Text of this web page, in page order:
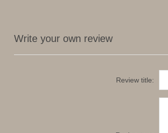
Write your own review
Review title: